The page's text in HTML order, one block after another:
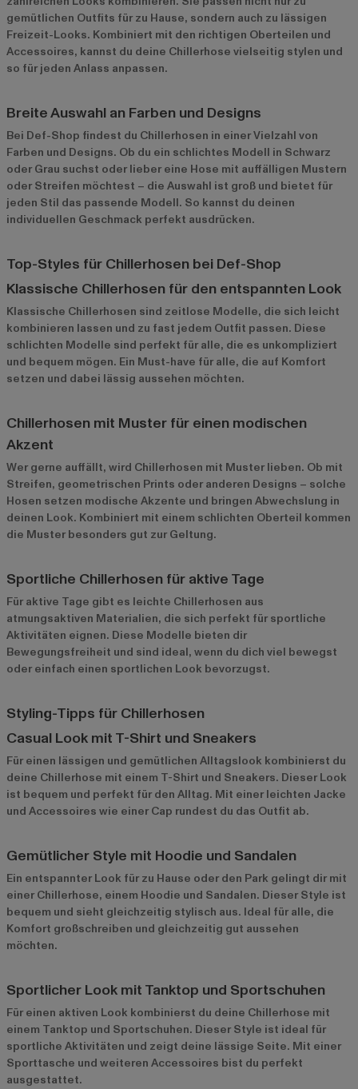
gemütlichen Outfits für zu Hause, sondern auch zu lässigen
Freizeit-Looks. Kombiniert mit den richtigen Oberteilen und
Accessoires, kannst du deine Chillerhose vielseitig stylen und
so für jeden Anlass anpassen.
Breite Auswahl an Farben und Designs
Bei Def-Shop findest du Chillerhosen in einer Vielzahl von
Farben und Designs. Ob du ein schlichtes Modell in Schwarz
oder Grau suchst oder lieber eine Hose mit auffälligen Mustern
oder Streifen möchtest – die Auswahl ist groß und bietet für
jeden Stil das passende Modell. So kannst du deinen
individuellen Geschmack perfekt ausdrücken.
Top-Styles für Chillerhosen bei Def-Shop
Klassische Chillerhosen für den entspannten Look
Klassische Chillerhosen sind zeitlose Modelle, die sich leicht
kombinieren lassen und zu fast jedem Outfit passen. Diese
schlichten Modelle sind perfekt für alle, die es unkompliziert
und bequem mögen. Ein Must-have für alle, die auf Komfort
setzen und dabei lässig aussehen möchten.
Chillerhosen mit Muster für einen modischen
Akzent
Wer gerne auffällt, wird Chillerhosen mit Muster lieben. Ob mit
Streifen, geometrischen Prints oder anderen Designs – solche
Hosen setzen modische Akzente und bringen Abwechslung in
deinen Look. Kombiniert mit einem schlichten Oberteil kommen
die Muster besonders gut zur Geltung.
Sportliche Chillerhosen für aktive Tage
Für aktive Tage gibt es leichte Chillerhosen aus
atmungsaktiven Materialien, die sich perfekt für sportliche
Aktivitäten eignen. Diese Modelle bieten dir
Bewegungsfreiheit und sind ideal, wenn du dich viel bewegst
oder einfach einen sportlichen Look bevorzugst.
Styling-Tipps für Chillerhosen
Casual Look mit T-Shirt und Sneakers
Für einen lässigen und gemütlichen Alltagslook kombinierst du
deine Chillerhose mit einem T-Shirt und Sneakers. Dieser Look
ist bequem und perfekt für den Alltag. Mit einer leichten Jacke
und Accessoires wie einer Cap rundest du das Outfit ab.
Gemütlicher Style mit Hoodie und Sandalen
Ein entspannter Look für zu Hause oder den Park gelingt dir mit
einer Chillerhose, einem Hoodie und Sandalen. Dieser Style ist
bequem und sieht gleichzeitig stylisch aus. Ideal für alle, die
Komfort großschreiben und gleichzeitig gut aussehen
möchten.
Sportlicher Look mit Tanktop und Sportschuhen
Für einen aktiven Look kombinierst du deine Chillerhose mit
einem Tanktop und Sportschuhen. Dieser Style ist ideal für
sportliche Aktivitäten und zeigt deine lässige Seite. Mit einer
Sporttasche und weiteren Accessoires bist du perfekt
ausgestattet.